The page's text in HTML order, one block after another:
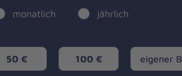
monatlich jährlich
50 € 100 € eigener